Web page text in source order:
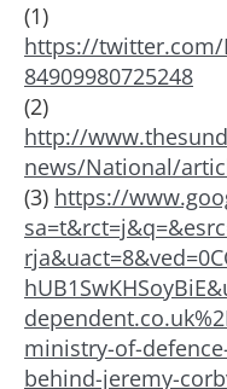
(1)
https://twitter.com/
84909980725248
(2)
http://
news/National/
(3) https://
ministry-of-
behind-jeremy-